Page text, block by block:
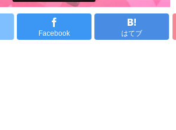
Facebook はてブ